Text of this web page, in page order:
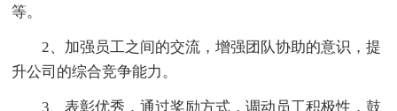
等。
2、加强员工之间的交流，增强团队协助的意识，提
升公司的综合竞争能力。
3、表彰优秀，通过奖励方式，调动员工积极性，鼓